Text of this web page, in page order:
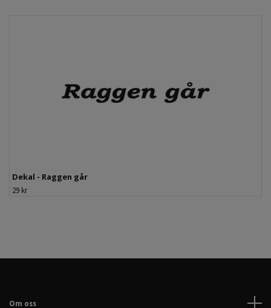
Dekal - Raggen går
29 kr
Om oss